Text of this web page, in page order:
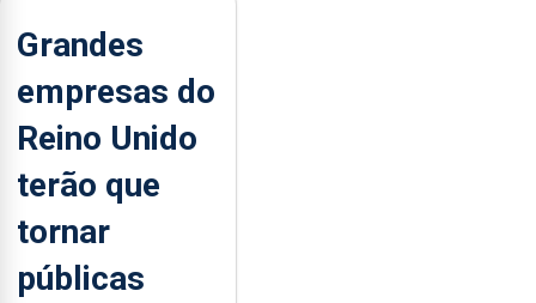
Grandes
empresas do
Reino Unido
terão que
tornar
públicas